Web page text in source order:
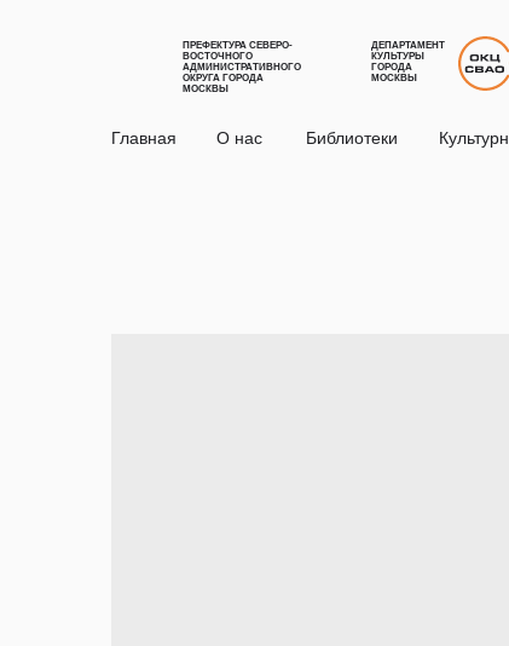
ПРЕФЕКТУРА СЕВЕРО-
ВОСТОЧНОГО
АДМИНИСТРАТИВНОГО
ОКРУГА ГОРОДА
МОСКВЫ
ДЕПАРТАМЕНТ
КУЛЬТУРЫ
ГОРОДА
МОСКВЫ
Главная О нас Библиотеки